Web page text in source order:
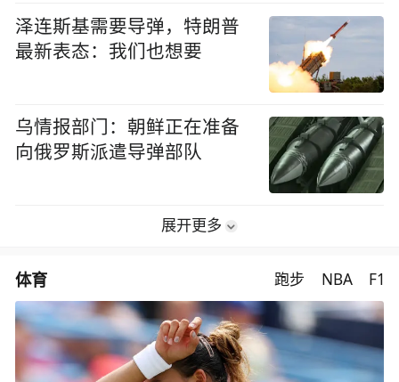
泽连斯基需要导弹，特朗普
最新表态：我们也想要
乌情报部门：朝鲜正在准备
向俄罗斯派遣导弹部队
展开更多
体育 跑步 NBA F1